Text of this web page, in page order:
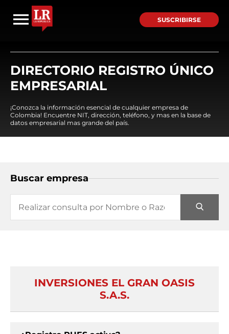
SUSCRIBIRSE
DIRECTORIO REGISTRO ÚNICO
EMPRESARIAL
¡Conozca la información esencial de cualquier empresa de
Colombia! Encuentre NIT, dirección, teléfono, y mas en la base de
datos empresarial mas grande del país.
Buscar empresa
INVERSIONES EL GRAN OASIS
S.A.S.